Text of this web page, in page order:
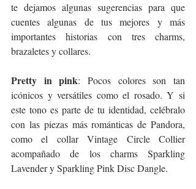
te dejamos algunas sugerencias para que
cuentes algunas de tus mejores y más
importantes historias con tres charms,
brazaletes y collares.
Pretty in pink: Pocos colores son tan
icónicos y versátiles como el rosado. Y si
este tono es parte de tu identidad, celébralo
con las piezas más románticas de Pandora,
como el collar Vintage Circle Collier
acompañado de los charms Sparkling
Lavender y Sparkling Pink Disc Dangle.